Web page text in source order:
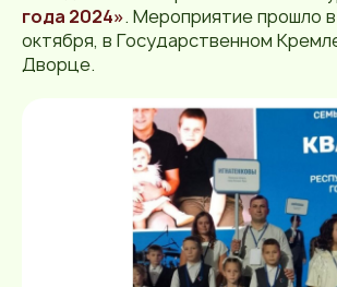
года 2024». Мероприятие прошло в
октября, в Государственном
Дворце.